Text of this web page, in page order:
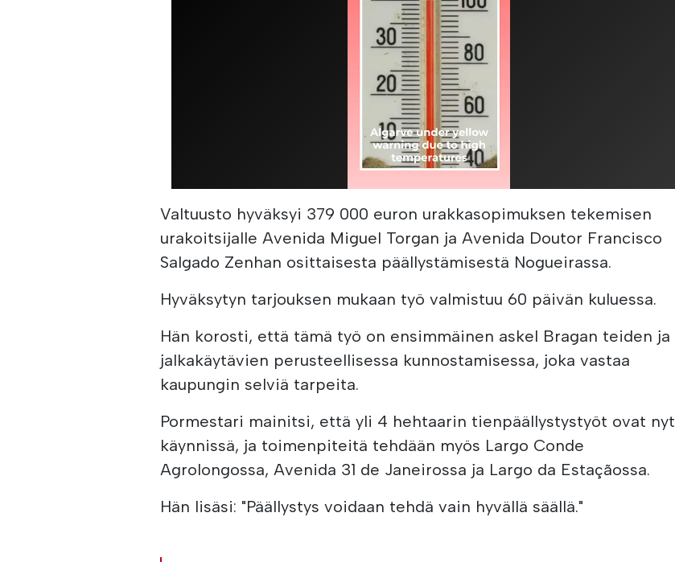
Valtuusto hyväksyi 379 000 euron urakkasopimuksen tekemisen
urakoitsijalle Avenida Miguel Torgan ja Avenida Doutor Francisco
Salgado Zenhan osittaisesta päällystämisestä Nogueirassa.
Hyväksytyn tarjouksen mukaan työ valmistuu 60 päivän kuluessa.
Hän korosti, että tämä työ on ensimmäinen askel Bragan teiden ja
jalkakäytävien perusteellisessa kunnostamisessa, joka vastaa
kaupungin selviä tarpeita.
Pormestari mainitsi, että yli 4 hehtaarin tienpäällystystyöt ovat nyt
käynnissä, ja toimenpiteitä tehdään myös Largo Conde
Agrolongossa, Avenida 31 de Janeirossa ja Largo da Estaçãossa.
Hän lisäsi: "Päällystys voidaan tehdä vain hyvällä säällä."